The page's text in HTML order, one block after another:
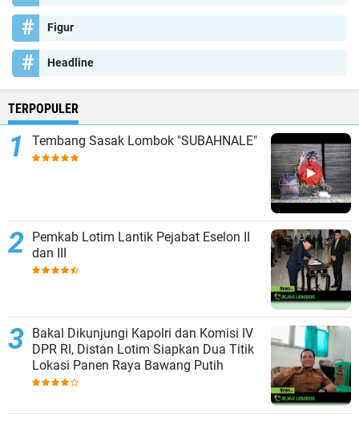
Figur
Headline
TERPOPULER
Tembang Sasak Lombok "SUBAHNALE"
Pemkab Lotim Lantik Pejabat Eselon II
dan III
Bakal Dikunjungi Kapolri dan Komisi IV
DPR RI, Distan Lotim Siapkan Dua Titik
Lokasi Panen Raya Bawang Putih